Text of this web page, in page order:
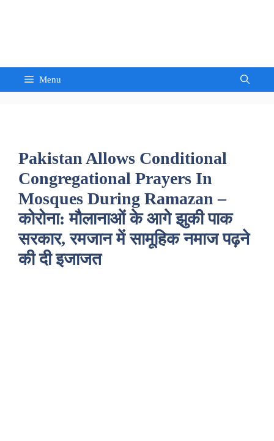
Menu
Pakistan Allows Conditional
Congregational Prayers In
Mosques During Ramazan –
कोरोना: मौलानाओं के आगे झुकी पाक
सरकार, रमजान में सामूहिक नमाज पढ़ने
की दी इजाजत